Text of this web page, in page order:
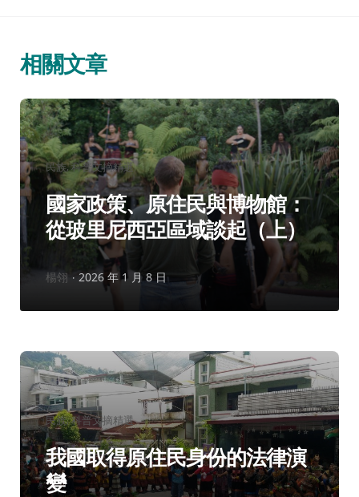
相關文章
分
類：
民族 科普文摘精選
國家政策、原住民與博物館：
從玻里尼西亞區域談起（上）
作
楊翎 2026 年 1 月 8 日
分
類：
民族 科普文摘精選
我國取得原住民身份的法律演
變